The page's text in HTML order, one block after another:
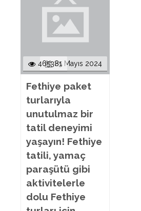
25 Mayıs 2024
465381
Fethiye paket
turlarıyla
unutulmaz bir
tatil deneyimi
yaşayın! Fethiye
tatili, yamaç
paraşütü gibi
aktivitelerle
dolu Fethiye